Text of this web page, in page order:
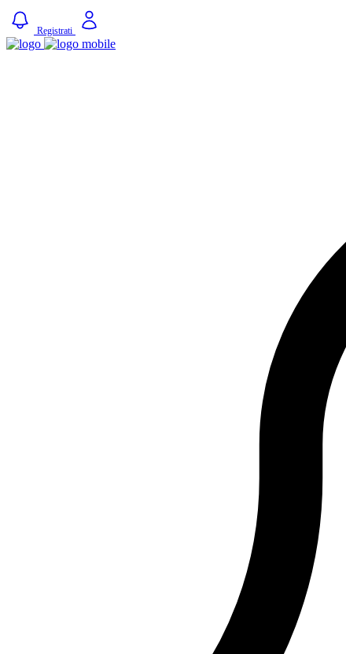
Registrati